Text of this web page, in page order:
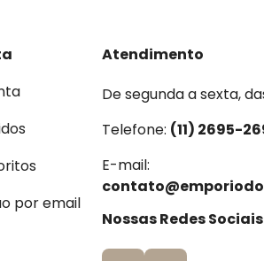
por email
Atendimento
De segunda a sexta,
Telefone: (11) 2695-
E-mail:
Nossas Redes Sociais